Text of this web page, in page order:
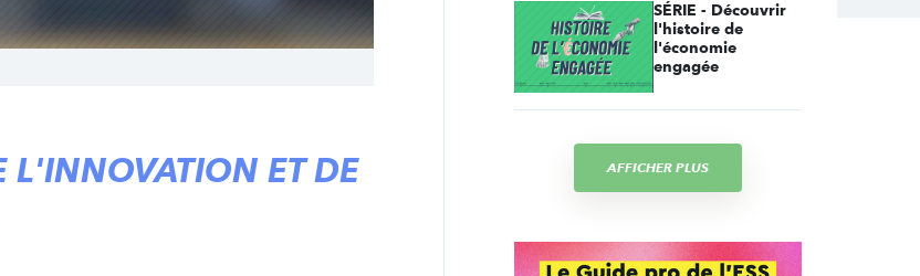
L'INNOVATION ET DE
SÉRIE - Découvrir
l'histoire de
l'économie
engagée
AFFICHER PLUS